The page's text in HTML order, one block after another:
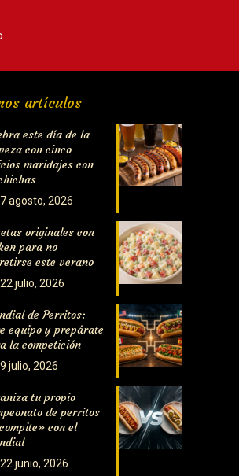
artículos
este día de la
con cinco
maridajes con
7 agosto, 2026
originales con
para no
este verano
22 julio, 2026
de Perritos:
equipo y prepárate
la competición
9 julio, 2026
tu propio
de perritos
con el
22 junio, 2026